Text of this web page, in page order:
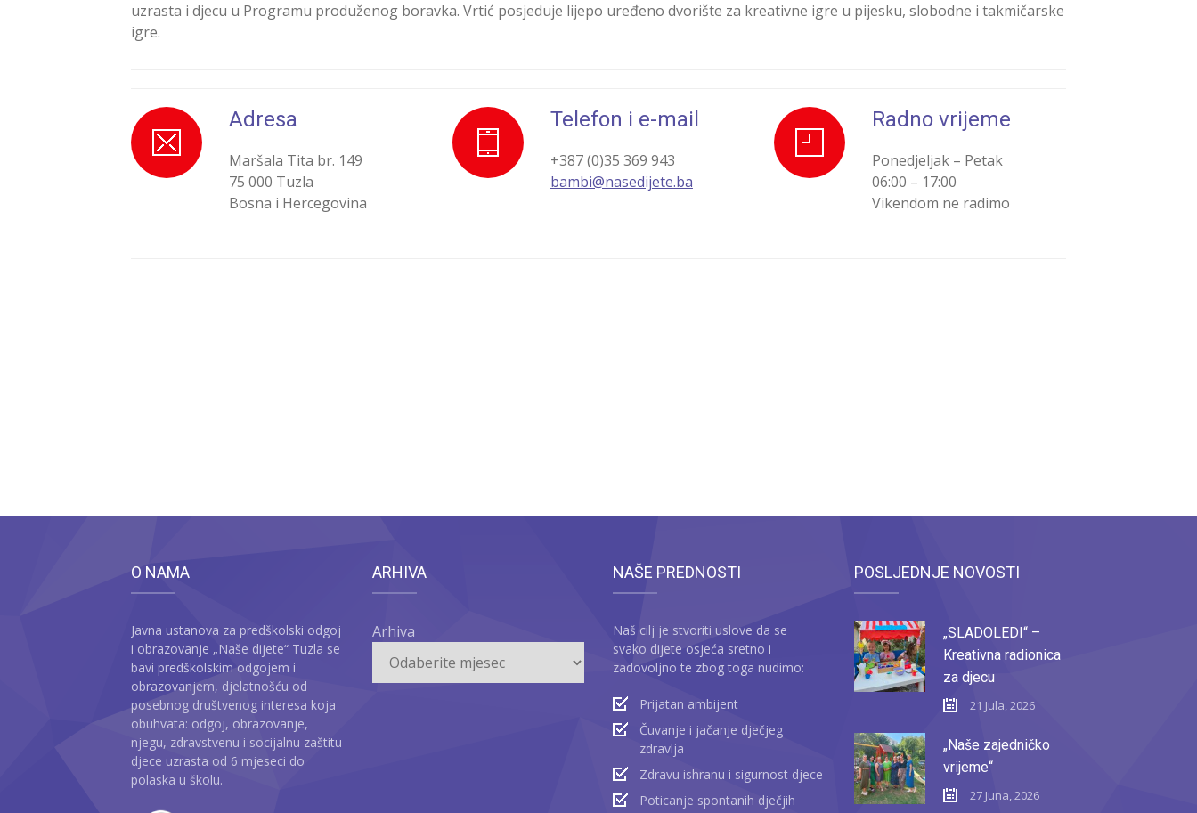
uzrasta i djecu u Programu produženog boravka. Vrtić posjeduje lijepo uređeno dvorište za kreativne igre u pijesku, slobodne i takmičarske
igre.
Adresa
Maršala Tita br. 149
75 000 Tuzla
Bosna i Hercegovina
Telefon i e-mail
+387 (0)35 369 943
bambi@nasedijete.ba
Radno vrijeme
Ponedjeljak – Petak
06:00 – 17:00
Vikendom ne radimo
O NAMA
Javna ustanova za predškolski odgoj
i obrazovanje „Naše dijete“ Tuzla se
bavi predškolskim odgojem i
obrazovanjem, djelatnošću od
posebnog društvenog interesa koja
obuhvata: odgoj, obrazovanje,
njegu, zdravstvenu i socijalnu zaštitu
djece uzrasta od 6 mjeseci do
polaska u školu.
ARHIVA
Arhiva
NAŠE PREDNOSTI
Naš cilj je stvoriti uslove da se
svako dijete osjeća sretno i
zadovoljno te zbog toga nudimo:
Prijatan ambijent
Čuvanje i jačanje dječjeg
zdravlja
Zdravu ishranu i sigurnost djece
Poticanje spontanih dječjih
POSLJEDNJE NOVOSTI
„SLADOLEDI“ –
Kreativna radionica
za djecu
21 Jula, 2026
„Naše zajedničko
vrijeme“
27 Juna, 2026